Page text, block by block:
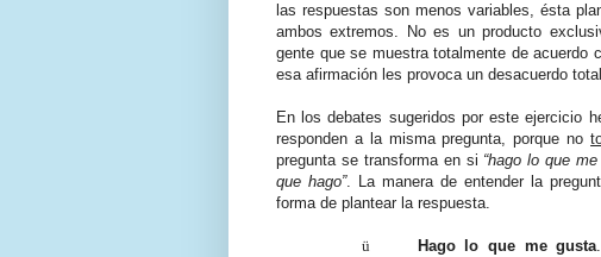
las respuestas son menos variables, ésta
ambos extremos. No es un producto
gente que se muestra totalmente de acuerdo
esa afirmación les provoca un desacuerdo
En los debates sugeridos por este ejercicio
responden a la misma pregunta, porque no
pregunta se transforma en si “hago lo que me
que hago”. La manera de entender la
forma de plantear la respuesta.
ü Hago lo que me gusta